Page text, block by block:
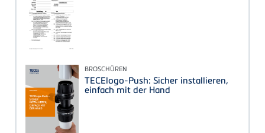
BROSCHÜREN
TECElogo-Push: Sicher installieren,
einfach mit der Hand